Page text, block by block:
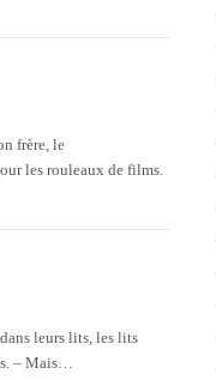
frère, le
les rouleaux de films.
leurs lits, les lits
– Mais…